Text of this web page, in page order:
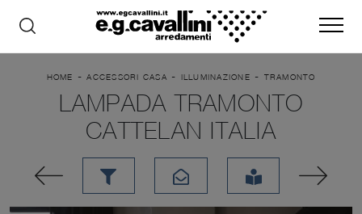
HOME -ACCESSORI CASA - ILLUMINAZIONE - TRAMONTO
LAMPADA TRAMONTO
CATTELAN ITALIA